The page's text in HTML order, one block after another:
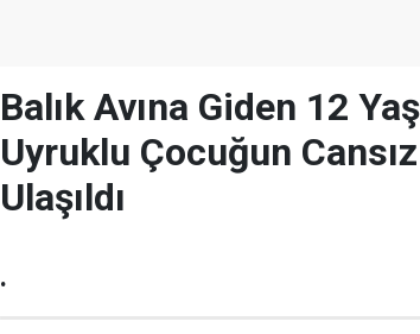
Balık Avına Giden 12
Uyruklu Çocuğun
Ulaşıldı
.